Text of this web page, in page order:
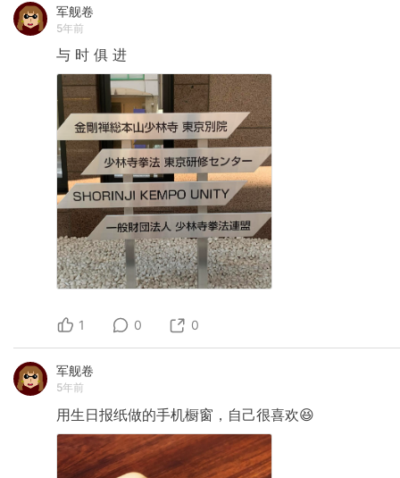
军舰卷
5年前
与 时 俱 进
1 0 0
军舰卷
5年前
用生日报纸做的手机橱窗，自己很喜欢😆